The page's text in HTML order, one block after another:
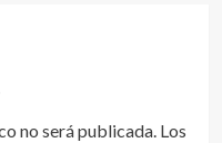
no será publicada. Los